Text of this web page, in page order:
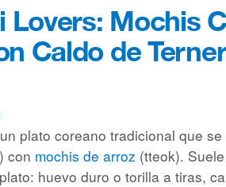
Lovers: Mochis
Caldo de
plato coreano tradicional que
con mochis de arroz (tteok).
huevo duro o torilla a tiras,